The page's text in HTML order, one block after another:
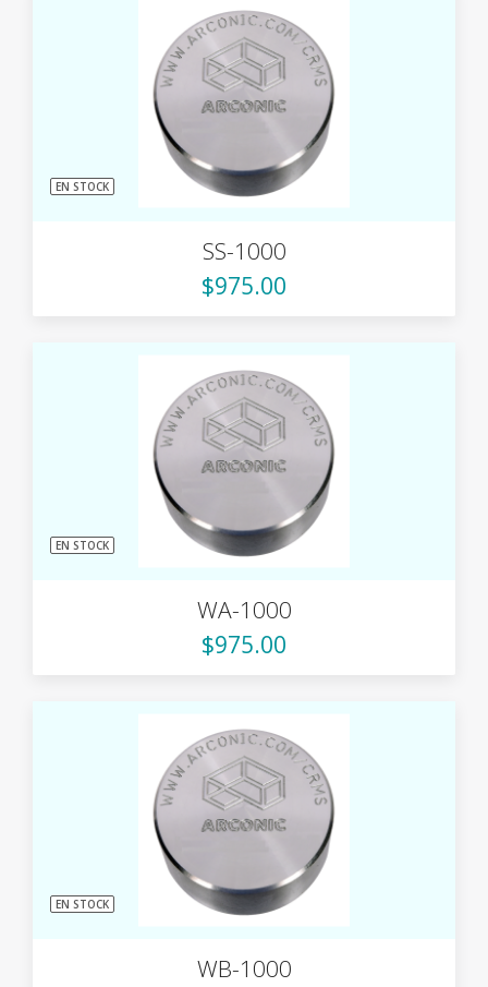
EN STOCK
SS-1000
$975.00
EN STOCK
WA-1000
$975.00
EN STOCK
WB-1000